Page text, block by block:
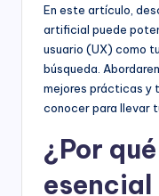
En este artículo,
artificial puede
usuario (UX) como
búsqueda.
mejores prácticas y
conocer para llevar
¿Por
esencial